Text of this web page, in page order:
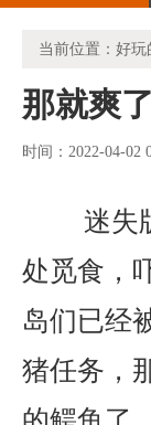
当前位置： 好玩
那就爽
时间：2022-04-02
迷失
处觅食，
岛们已经
猪任务，